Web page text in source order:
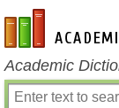
en-academic.com
Academic